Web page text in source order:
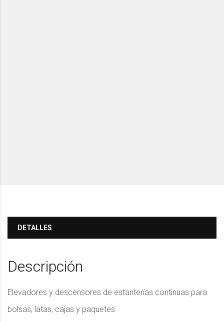
DETALLES
Descripción
Elevadores y descensores de estanterías continuas para
bolsas, latas, cajas y paquetes.